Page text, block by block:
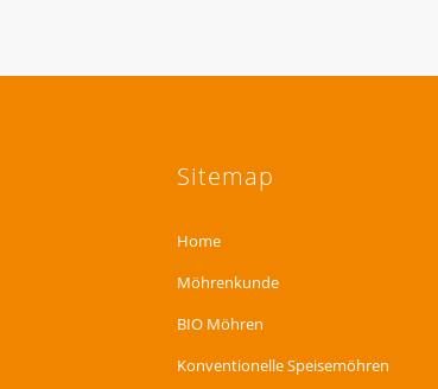
Sitemap
Home
Möhrenkunde
BIO Möhren
Konventionelle Speisemöhren